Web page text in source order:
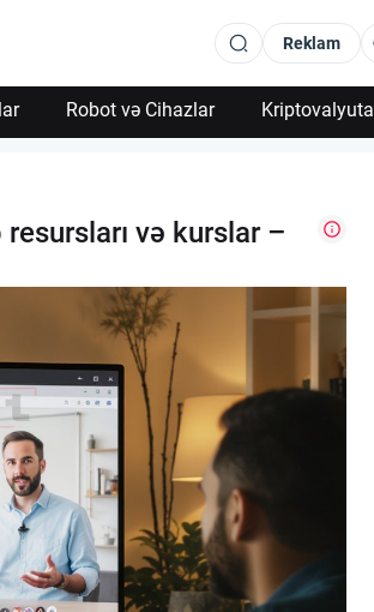
Reklam
Robot və Cihazlar Kriptovalyuta
və kurslar –